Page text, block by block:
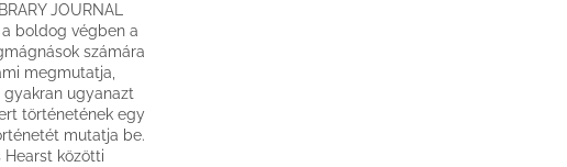
JOURNAL
boldog végben a
számára
megmutatja,
gyakran ugyanazt
történetének egy
mutatja be.
közötti